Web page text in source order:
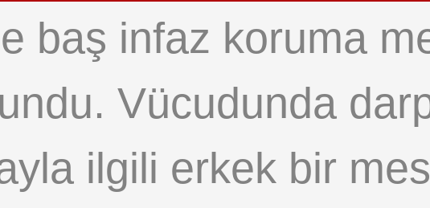
baş infaz koruma
Vücudunda
ilgili erkek bir